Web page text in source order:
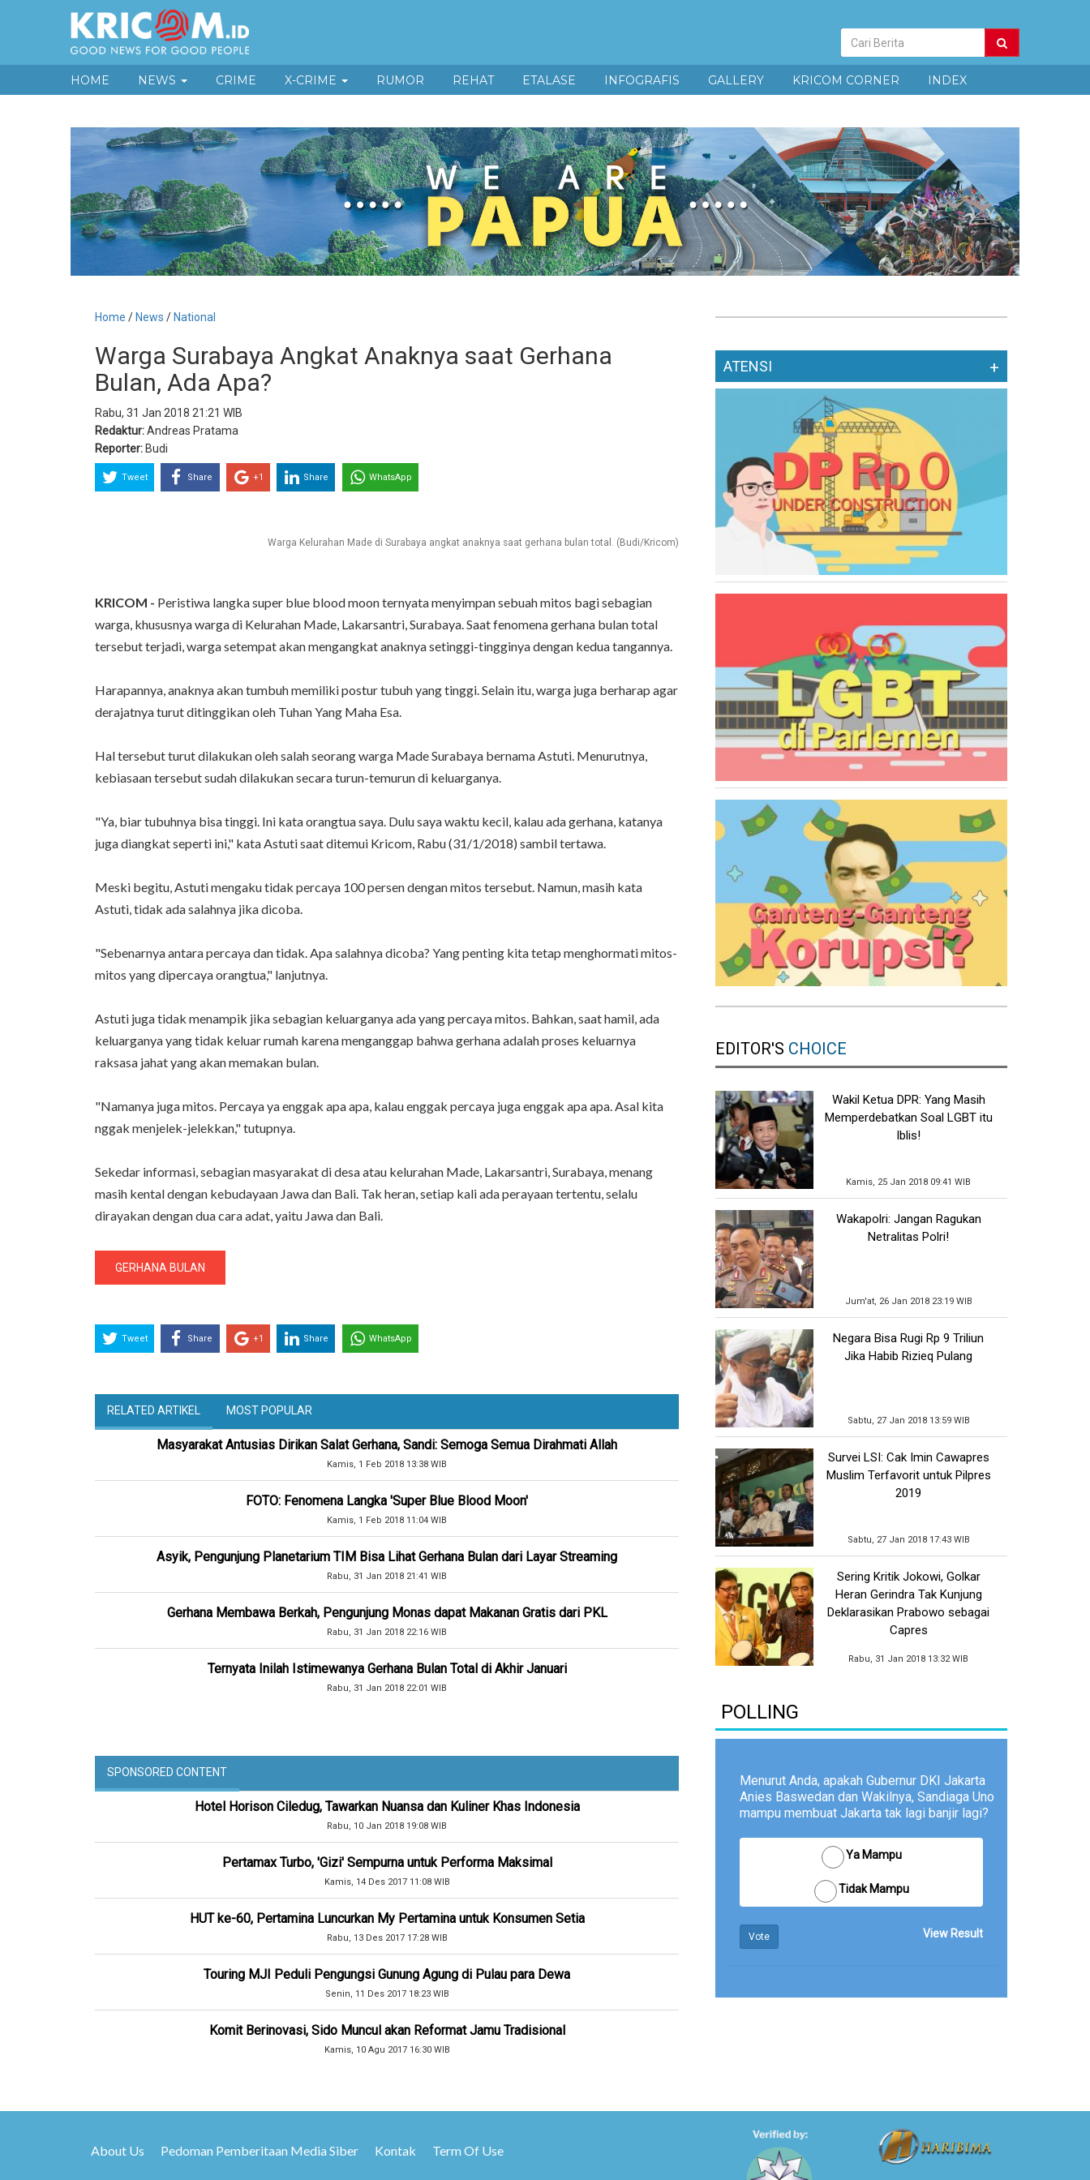
Pencarian
Berita
HOME NEWS CRIME X-CRIME RUMOR REHAT ETALASE INFOGRAFIS GALLERY KRICOM CORNER INDEX
Home / News / National
Warga Surabaya Angkat Anaknya saat Gerhana
Bulan, Ada Apa?
Rabu, 31 Jan 2018 21:21 WIB
Redaktur:Andreas Pratama
Reporter: Budi
Tweet Share +1 Share WhatsApp
Warga Kelurahan Made di Surabaya angkat anaknya saat gerhana bulan total. (Budi/Kricom)
KRICOM - Peristiwa langka super blue blood moon ternyata menyimpan sebuah mitos bagi sebagian
warga, khususnya warga di Kelurahan Made, Lakarsantri, Surabaya. Saat fenomena gerhana bulan total
tersebut terjadi, warga setempat akan mengangkat anaknya setinggi-tingginya dengan kedua tangannya.
Harapannya, anaknya akan tumbuh memiliki postur tubuh yang tinggi. Selain itu, warga juga berharap agar
derajatnya turut ditinggikan oleh Tuhan Yang Maha Esa.
Hal tersebut turut dilakukan oleh salah seorang warga Made Surabaya bernama Astuti. Menurutnya,
kebiasaan tersebut sudah dilakukan secara turun-temurun di keluarganya.
"Ya, biar tubuhnya bisa tinggi. Ini kata orangtua saya. Dulu saya waktu kecil, kalau ada gerhana, katanya
juga diangkat seperti ini," kata Astuti saat ditemui Kricom, Rabu (31/1/2018) sambil tertawa.
Meski begitu, Astuti mengaku tidak percaya 100 persen dengan mitos tersebut. Namun, masih kata
Astuti, tidak ada salahnya jika dicoba.
"Sebenarnya antara percaya dan tidak. Apa salahnya dicoba? Yang penting kita tetap menghormati mitos-
mitos yang dipercaya orangtua," lanjutnya.
Astuti juga tidak menampik jika sebagian keluarganya ada yang percaya mitos. Bahkan, saat hamil, ada
keluarganya yang tidak keluar rumah karena menganggap bahwa gerhana adalah proses keluarnya
raksasa jahat yang akan memakan bulan.
"Namanya juga mitos. Percaya ya enggak apa apa, kalau enggak percaya juga enggak apa apa. Asal kita
nggak menjelek-jelekkan," tutupnya.
Sekedar informasi, sebagian masyarakat di desa atau kelurahan Made, Lakarsantri, Surabaya, menang
masih kental dengan kebudayaan Jawa dan Bali. Tak heran, setiap kali ada perayaan tertentu, selalu
dirayakan dengan dua cara adat, yaitu Jawa dan Bali.
GERHANA BULAN
Tweet Share +1 Share WhatsApp
RELATED ARTIKEL MOST POPULAR
Masyarakat Antusias Dirikan Salat Gerhana, Sandi: Semoga Semua Dirahmati Allah
Kamis, 1 Feb 2018 13:38 WIB
FOTO: Fenomena Langka 'Super Blue Blood Moon'
Kamis, 1 Feb 2018 11:04 WIB
Asyik, Pengunjung Planetarium TIM Bisa Lihat Gerhana Bulan dari Layar Streaming
Rabu, 31 Jan 2018 21:41 WIB
Gerhana Membawa Berkah, Pengunjung Monas dapat Makanan Gratis dari PKL
Rabu, 31 Jan 2018 22:16 WIB
Ternyata Inilah Istimewanya Gerhana Bulan Total di Akhir Januari
Rabu, 31 Jan 2018 22:01 WIB
SPONSORED CONTENT
Hotel Horison Ciledug, Tawarkan Nuansa dan Kuliner Khas Indonesia
Rabu, 10 Jan 2018 19:08 WIB
Pertamax Turbo, 'Gizi' Sempurna untuk Performa Maksimal
Kamis, 14 Des 2017 11:08 WIB
HUT ke-60, Pertamina Luncurkan My Pertamina untuk Konsumen Setia
Rabu, 13 Des 2017 17:28 WIB
Touring MJI Peduli Pengungsi Gunung Agung di Pulau para Dewa
Senin, 11 Des 2017 18:23 WIB
Komit Berinovasi, Sido Muncul akan Reformat Jamu Tradisional
Kamis, 10 Agu 2017 16:30 WIB
ATENSI +
EDITOR'S CHOICE
Wakil Ketua DPR: Yang Masih
Memperdebatkan Soal LGBT itu
Iblis!
Kamis, 25 Jan 2018 09:41 WIB
Wakapolri: Jangan Ragukan
Netralitas Polri!
Jum'at, 26 Jan 2018 23:19 WIB
Negara Bisa Rugi Rp 9 Triliun
Jika Habib Rizieq Pulang
Sabtu, 27 Jan 2018 13:59 WIB
Survei LSI: Cak Imin Cawapres
Muslim Terfavorit untuk Pilpres
2019
Sabtu, 27 Jan 2018 17:43 WIB
Sering Kritik Jokowi, Golkar
Heran Gerindra Tak Kunjung
Deklarasikan Prabowo sebagai
Capres
Rabu, 31 Jan 2018 13:32 WIB
POLLING
Menurut Anda, apakah Gubernur DKI Jakarta
Anies Baswedan dan Wakilnya, Sandiaga Uno
mampu membuat Jakarta tak lagi banjir lagi?
Ya Mampu
Tidak Mampu
Vote View Result
About Us Pedoman Pemberitaan Media Siber Kontak Term Of Use